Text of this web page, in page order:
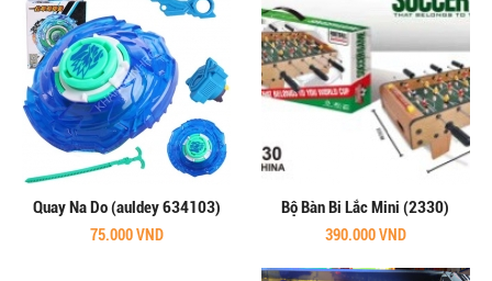
Quay Na Do (auldey 634103)
75.000 VND
Bộ Bàn Bi Lắc Mini (2330)
390.000 VND